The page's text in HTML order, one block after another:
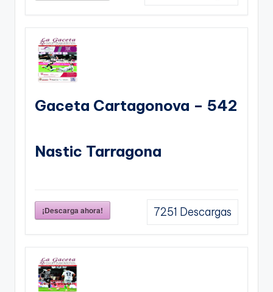
Gaceta Cartagonova – 542
Nastic Tarragona
¡Descarga ahora! 7251 Descargas